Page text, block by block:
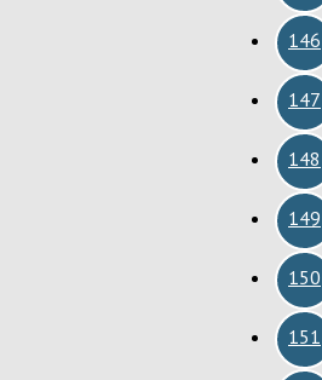
146
147
148
149
150
151